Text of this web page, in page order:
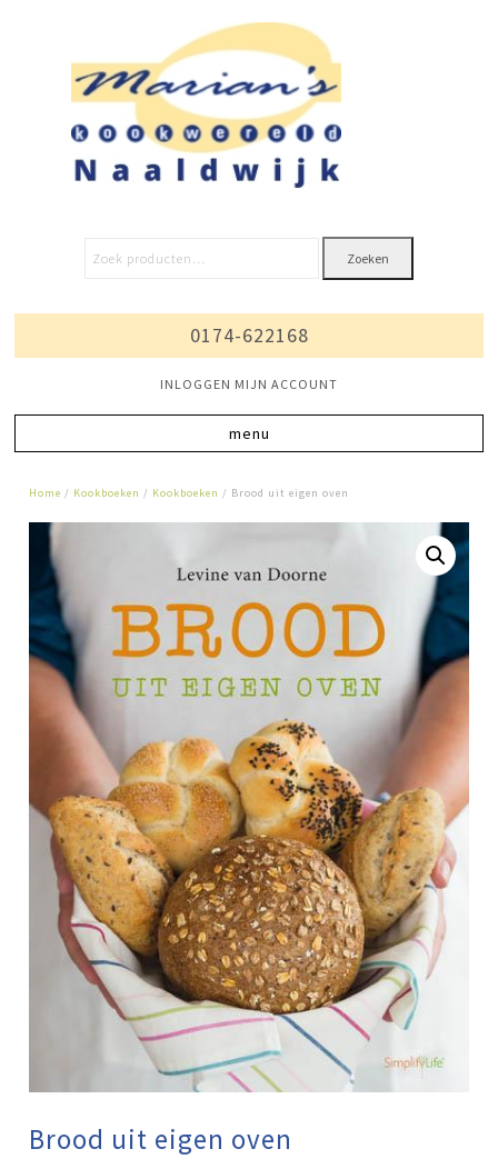
Zoeken
0174-622168
INLOGGEN MIJN ACCOUNT
Home / Kookboeken / Kookboeken / Brood uit eigen oven
Brood uit eigen oven